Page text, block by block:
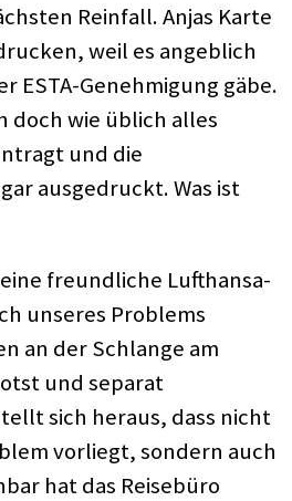
Reinfall. Anjas Karte
weil es angeblich
ESTA-Genehmigung gäbe.
doch wie üblich alles
und die
ausgedruckt. Was ist
freundliche Lufthansa-
unseres Problems
an der Schlange am
und separat
sich heraus, dass nicht
vorliegt, sondern auch
hat das Reisebüro